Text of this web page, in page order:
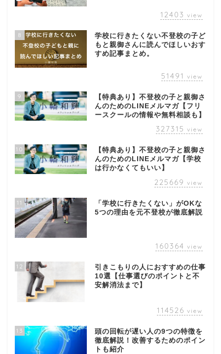
12403 view
8
学校に行きたくない不登校の子ど
もと親御さんに読んでほしいおす
すめ記事まとめ。
51491 view
9
【特典あり】不登校の子と親御さ
んのためのLINEメルマガ【フリ
ースクールの情報や無料相談も】
327315 view
10
【特典あり】不登校の子と親御さ
んのためのLINEメルマガ【学校
は行かなくてもいい】
225669 view
11
「学校に行きたくない」がOKな
5つの理由を元不登校が徹底解説
160364 view
12
引きこもりの人におすすめの仕事
10選【仕事選びのポイントと不
安解消法まで】
114526 view
13
頭の回転が遅い人の9つの特徴を
徹底解説！改善するためのポイン
トも紹介